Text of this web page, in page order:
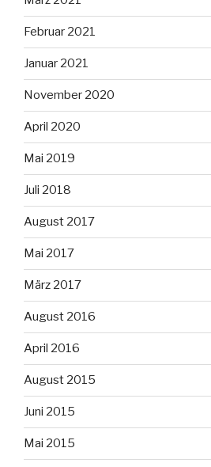
Februar 2021
Januar 2021
November 2020
April 2020
Mai 2019
Juli 2018
August 2017
Mai 2017
März 2017
August 2016
April 2016
August 2015
Juni 2015
Mai 2015